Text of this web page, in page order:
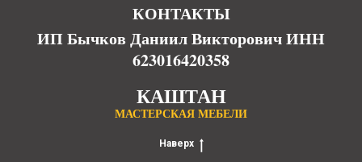
КОНТАКТЫ
ИП Бычков Даниил Викторович ИНН
623016420358
КАШТАН
МАСТЕРСКАЯ МЕБЕЛИ
Наверх